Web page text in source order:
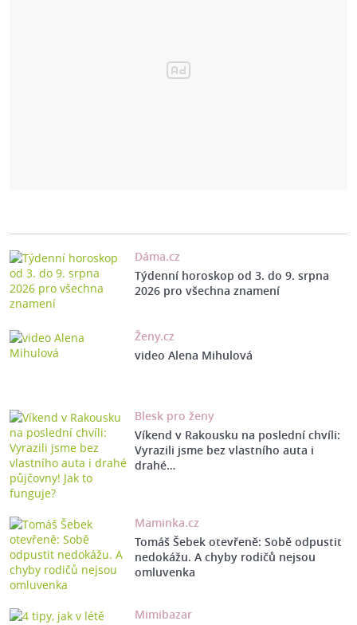
Dáma.cz
Týdenní horoskop od 3. do 9. srpna
2026 pro všechna znamení
Ženy.cz
video Alena Mihulová
Blesk pro ženy
Víkend v Rakousku na poslední chvíli:
Vyrazili jsme bez vlastního auta i
drahé…
Maminka.cz
Tomáš Šebek otevřeně: Sobě odpustit
nedokážu. A chyby rodičů nejsou
omluvenka
Mimibazar